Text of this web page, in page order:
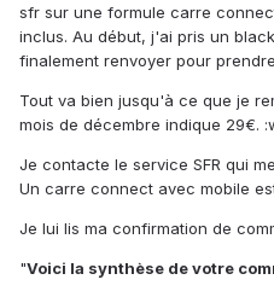
sfr sur une formule carre
inclus. Au début, j'ai pris un
finalement renvoyer pour
Tout va bien jusqu'à ce que je
mois de décembre indique 29€.
Je contacte le service SFR qui
Un carre connect avec mobile
Je lui lis ma confirmation de
"Voici la synthèse de votre